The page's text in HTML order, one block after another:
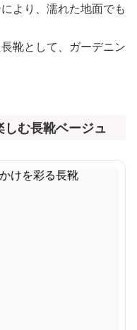
より、濡れた地面でも
靴として、ガーデニン
む長靴ベージュ